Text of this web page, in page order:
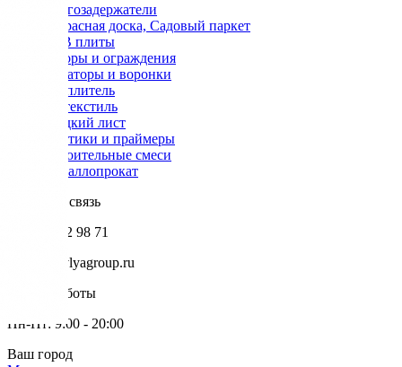
Снегозадержатели
Террасная доска, Садовый паркет
OSB плиты
Заборы и ограждения
Аэраторы и воронки
Утеплитель
Геотекстиль
Гладкий лист
Мастики и праймеры
Строительные смеси
Металлопрокат
Обратная связь
+7 985 002 98 71
info@krovlyagroup.ru
Режим работы
Пн-Пт: 9:00 - 20:00
Ваш город